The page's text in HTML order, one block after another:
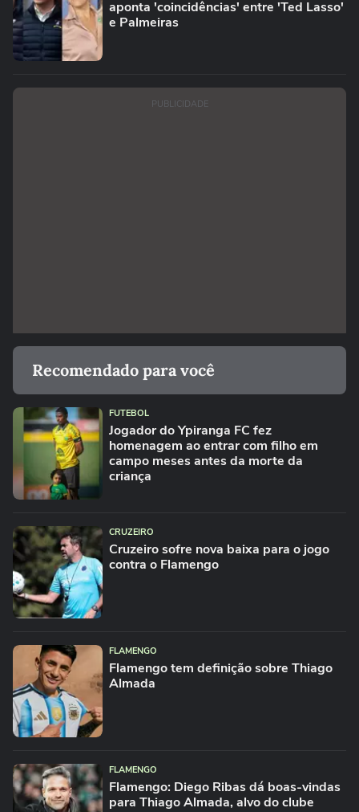
aponta 'coincidências' entre 'Ted Lasso'
e Palmeiras
PUBLICIDADE
Recomendado para você
FUTEBOL
Jogador do Ypiranga FC fez
homenagem ao entrar com filho em
campo meses antes da morte da
criança
CRUZEIRO
Cruzeiro sofre nova baixa para o jogo
contra o Flamengo
FLAMENGO
Flamengo tem definição sobre Thiago
Almada
FLAMENGO
Flamengo: Diego Ribas dá boas-vindas
para Thiago Almada, alvo do clube